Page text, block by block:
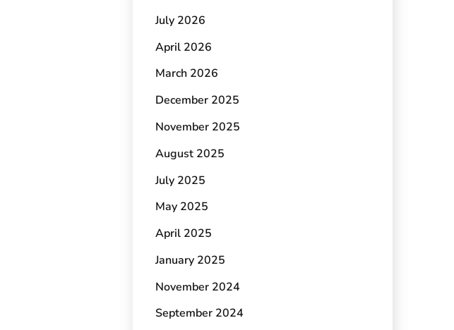
July 2026
April 2026
March 2026
December 2025
November 2025
August 2025
July 2025
May 2025
April 2025
January 2025
November 2024
September 2024